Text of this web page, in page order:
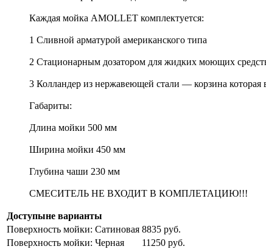
Каждая мойка AMOLLET комплектуется:
1 Сливной арматурой американского типа
2 Стационарным дозатором для жидких моющих
3 Колландер из нержавеющей стали — корзина которая
Габариты:
Длина мойки 500 мм
Ширина мойки 450 мм
Глубина чаши 230 мм
СМЕСИТЕЛЬ НЕ ВХОДИТ В КОМПЛЕТАЦИЮ!!!
Доступыне варианты
Поверхность мойки: Сатиновая 8835 руб.
Поверхность мойки: Черная
11250 руб.